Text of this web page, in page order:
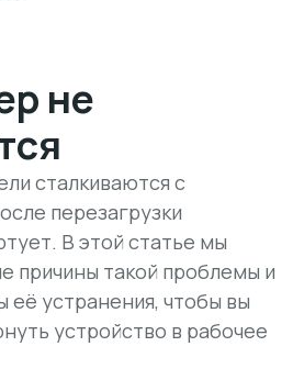
не
сталкиваются с
перезагрузки
В этой статье мы
причины такой проблемы и
устранения, чтобы вы
устройство в рабочее